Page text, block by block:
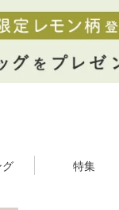
グ 特集